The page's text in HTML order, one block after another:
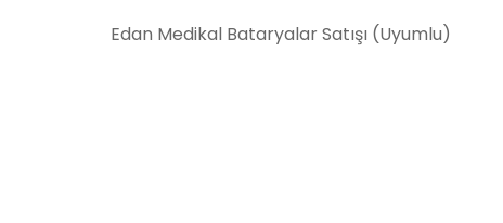
Edan Medikal Bataryalar Satışı (Uyumlu)